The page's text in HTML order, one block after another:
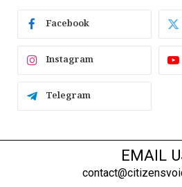
Facebook
Instagram
Telegram
EMAIL